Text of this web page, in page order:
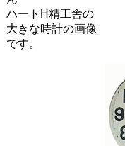
ハートH精工舎の
大きな時計の画像
です。